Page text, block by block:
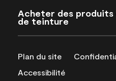
Acheter des
de teinture
Plan du site
Accessibilité